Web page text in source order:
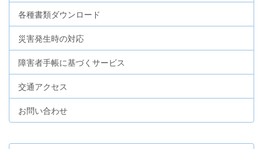
各種書類ダウンロード
災害発生時の対応
障害者手帳に基づくサービス
交通アクセス
お問い合わせ